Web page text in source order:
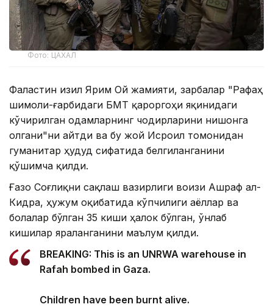
Фото: ЦАХАЛ
Фаластин Қизил Ярим Ой жамияти, зарбалар "Рафаҳ
шимоли-ғарбидаги БМТ қароргоҳи яқинидаги
кўчирилган одамларнинг чодирларини нишонга
олгани"ни айтди ва бу жой Исроил томонидан
гуманитар ҳудуд сифатида белгиланганини
қўшимча қилди.
Ғазо Соғлиқни сақлаш вазирлиги воизи Ашраф ал-
Кидра, ҳужум оқибатида кўпчилиги аёллар ва
болалар бўлган 35 киши ҳалок бўлган, ўнлаб
кишилар яраланганини маълум қилди.
BREAKING: This is an UNRWA warehouse in
Rafah bombed in Gaza.
Children have been burnt alive.